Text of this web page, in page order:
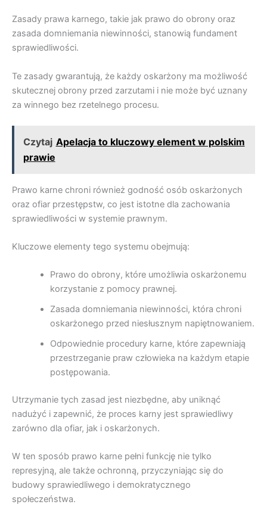
Zasady prawa karnego, takie jak prawo do obrony oraz
zasada domniemania niewinności, stanowią fundament
sprawiedliwości.
Te zasady gwarantują, że każdy oskarżony ma możliwość
skutecznej obrony przed zarzutami i nie może być uznany
za winnego bez rzetelnego procesu.
Czytaj Apelacja to kluczowy element w polskim
prawie
Prawo karne chroni również godność osób oskarżonych
oraz ofiar przestępstw, co jest istotne dla zachowania
sprawiedliwości w systemie prawnym.
Kluczowe elementy tego systemu obejmują:
Prawo do obrony, które umożliwia oskarżonemu
korzystanie z pomocy prawnej.
Zasada domniemania niewinności, która chroni
oskarżonego przed niesłusznym napiętnowaniem.
Odpowiednie procedury karne, które zapewniają
przestrzeganie praw człowieka na każdym etapie
postępowania.
Utrzymanie tych zasad jest niezbędne, aby uniknąć
nadużyć i zapewnić, że proces karny jest sprawiedliwy
zarówno dla ofiar, jak i oskarżonych.
W ten sposób prawo karne pełni funkcję nie tylko
represyjną, ale także ochronną, przyczyniając się do
budowy sprawiedliwego i demokratycznego
społeczeństwa.